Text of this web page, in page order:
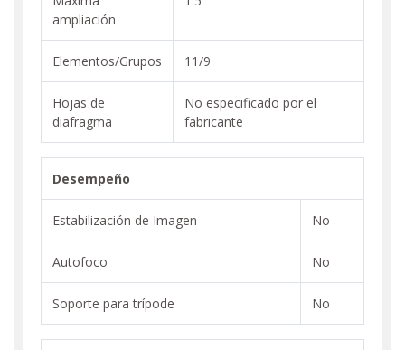
ampliación
Elementos/Grupos 11/9
Hojas de
diafragma
No especificado por el
fabricante
Desempeño
Estabilización de Imagen No
Autofoco No
Soporte para trípode No